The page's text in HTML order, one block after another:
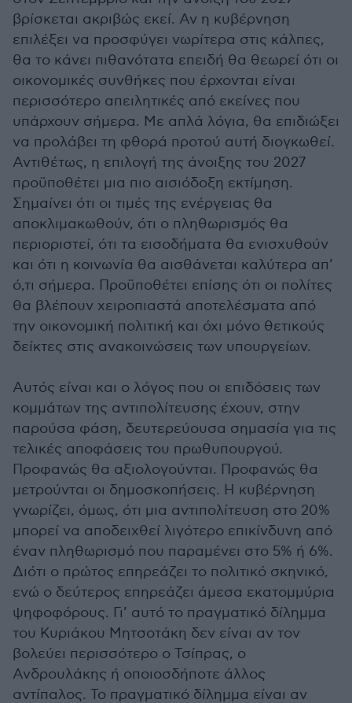
βρίσκεται ακριβώς εκεί. Αν η κυβέρνηση
επιλέξει να προσφύγει νωρίτερα στις κάλπες,
θα το κάνει πιθανότατα επειδή θα θεωρεί ότι οι
οικονομικές συνθήκες που έρχονται είναι
περισσότερο απειλητικές από εκείνες που
υπάρχουν σήμερα. Με απλά λόγια, θα επιδιώξει
να προλάβει τη φθορά προτού αυτή διογκωθεί.
Αντιθέτως, η επιλογή της άνοιξης του 2027
προϋποθέτει μια πιο αισιόδοξη εκτίμηση.
Σημαίνει ότι οι τιμές της ενέργειας θα
αποκλιμακωθούν, ότι ο πληθωρισμός θα
περιοριστεί, ότι τα εισοδήματα θα ενισχυθούν
και ότι η κοινωνία θα αισθάνεται καλύτερα απ’
ό,τι σήμερα. Προϋποθέτει επίσης ότι οι πολίτες
θα βλέπουν χειροπιαστά αποτελέσματα από
την οικονομική πολιτική και όχι μόνο θετικούς
δείκτες στις ανακοινώσεις των υπουργείων.
Αυτός είναι και ο λόγος που οι επιδόσεις των
κομμάτων της αντιπολίτευσης έχουν, στην
παρούσα φάση, δευτερεύουσα σημασία για τις
τελικές αποφάσεις του πρωθυπουργού.
Προφανώς θα αξιολογούνται. Προφανώς θα
μετρούνται οι δημοσκοπήσεις. Η κυβέρνηση
γνωρίζει, όμως, ότι μια αντιπολίτευση στο 20%
μπορεί να αποδειχθεί λιγότερο επικίνδυνη από
έναν πληθωρισμό που παραμένει στο 5% ή 6%.
Διότι ο πρώτος επηρεάζει το πολιτικό σκηνικό,
ενώ ο δεύτερος επηρεάζει άμεσα εκατομμύρια
ψηφοφόρους. Γι’ αυτό το πραγματικό δίλημμα
του Κυριάκου Μητσοτάκη δεν είναι αν τον
βολεύει περισσότερο ο Τσίπρας, ο
Ανδρουλάκης ή οποιοσδήποτε άλλος
αντίπαλος. Το πραγματικό δίλημμα είναι αν